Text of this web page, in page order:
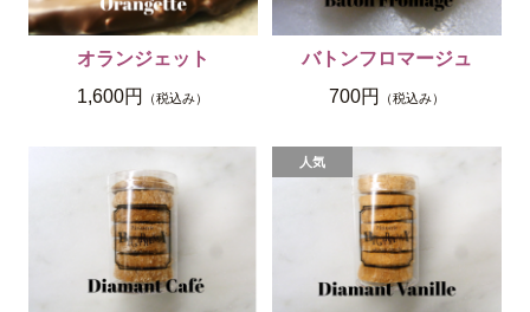
オランジェット
1,600円
（税込み）
バトンフロマージュ
700円
（税込み）